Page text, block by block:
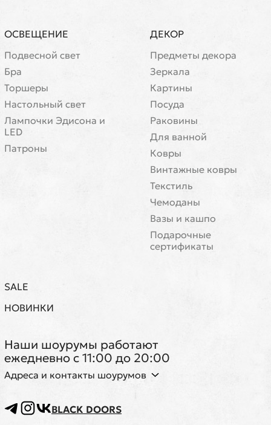
ОСВЕЩЕНИЕ
Подвесной свет
Бра
Торшеры
Настольный свет
Лампочки Эдисона и
LED
Патроны
ДЕКОР
Предметы декора
Зеркала
Картины
Посуда
Раковины
Для ванной
Ковры
Винтажные ковры
Текстиль
Чемоданы
Вазы и кашпо
Подарочные
сертификаты
SALE
НОВИНКИ
Наши шоурумы работают
ежедневно с 11:00 до 20:00
Адреса и контакты шоурумов
BLACK DOORS